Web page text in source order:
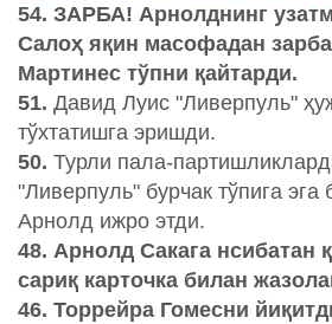
54. ЗАРБА! Арнолднинг
Салоҳ яқин масофадан
Мартинес тўпни қайтарди.
51. Давид Луис "Ливерпуль"
тўхтатишга эришди.
50. Турли пала-
"Ливерпуль" бурчак тўпига эга
Арнолд ижро этди.
48. Арнолд Сакага нсибатан
сариқ карточка билан
46. Торрейра Гомесни